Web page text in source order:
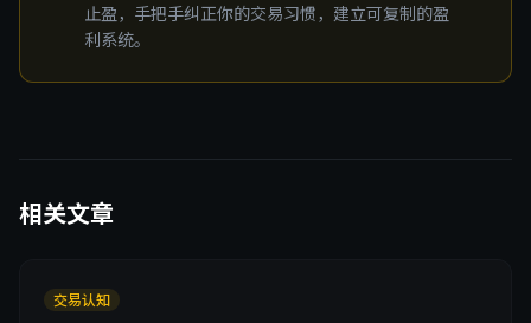
止盈，手把手纠正你的交易习惯，建立可复制的盈
利系统。
相关文章
交易认知